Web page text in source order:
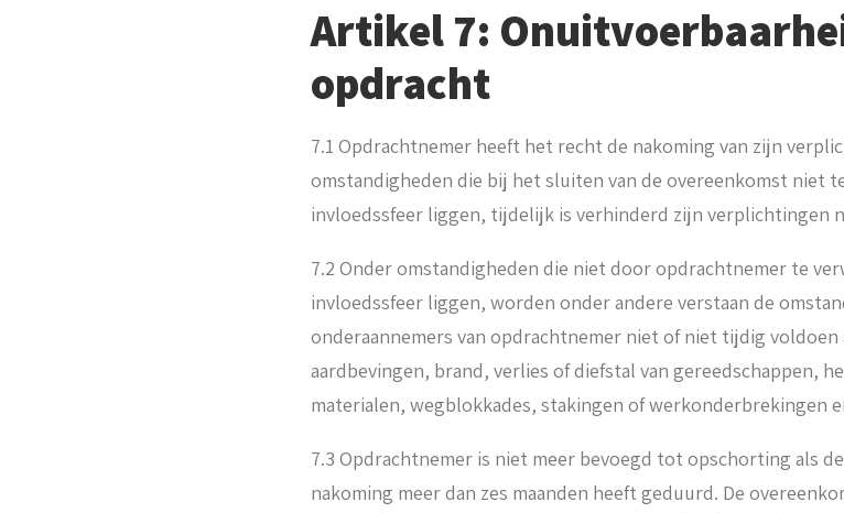
Artikel 7:
opdracht
7.1 Opdrachtnemer heeft het recht de nakoming van zijn
omstandigheden die bij het sluiten van de overeenkomst niet
invloedssfeer liggen, tijdelijk is verhinderd zijn verplichtingen
7.2 Onder omstandigheden die niet door opdrachtnemer te
invloedssfeer liggen, worden onder andere verstaan de
onderaannemers van opdrachtnemer niet of niet tijdig
aardbevingen, brand, verlies of diefstal van gereedschappen,
materialen, wegblokkades, stakingen of werkonderbrekingen
7.3 Opdrachtnemer is niet meer bevoegd tot opschorting als
nakoming meer dan zes maanden heeft geduurd. De